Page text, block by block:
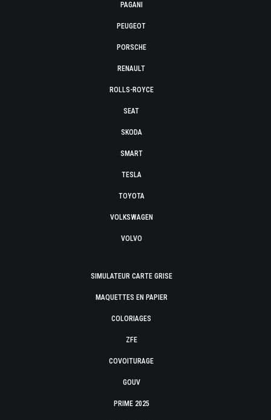
PAGANI
PEUGEOT
PORSCHE
RENAULT
ROLLS-ROYCE
SEAT
SKODA
SMART
TESLA
TOYOTA
VOLKSWAGEN
VOLVO
SIMULATEUR CARTE GRISE
MAQUETTES EN PAPIER
COLORIAGES
ZFE
COVOITURAGE
GOUV
PRIME 2025